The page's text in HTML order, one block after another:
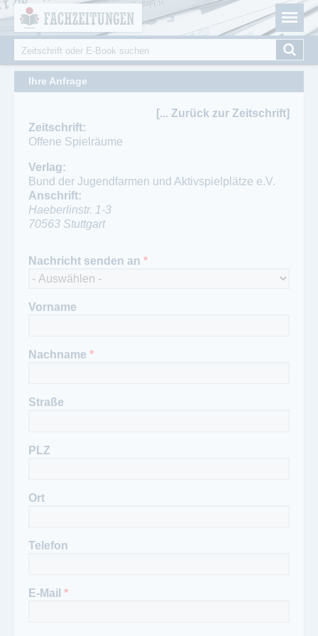
Fachzeitungen.de - Das unabhängige Portal für
Fachmagazine Fachpublikationen & eBooks
Suchformular
Suche
Ihre Anfrage
[... Zurück zur Zeitschrift]
Zeitschrift:
Offene Spielräume
Verlag:
Bund der Jugendfarmen und Aktivspielplätze e.V.
Anschrift:
Haeberlinstr. 1-3
70563 Stuttgart
0711-6872302
Jörn Puhle
Telefon Redaktion:
Nachricht senden an *
Vorname
Nachname *
Straße
PLZ
Ort
Telefon
E-Mail *
Cookie-Einstellungen